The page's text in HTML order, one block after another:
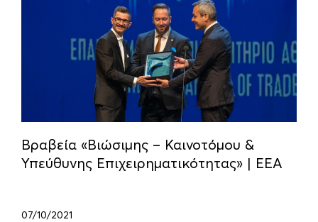
Βραβεία «Βιώσιμης – Καινοτόμου &
Υπεύθυνης Επιχειρηματικότητας» | ΕΕΑ
07/10/2021